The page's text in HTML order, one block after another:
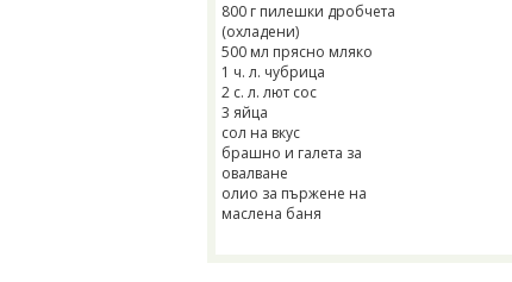
800 г пилешки дробчета
(охладени)
500 мл прясно мляко
1 ч. л. чубрица
2 с. л. лют сос
3 яйца
сол на вкус
брашно и галета за
овалване
олио за пържене на
маслена баня